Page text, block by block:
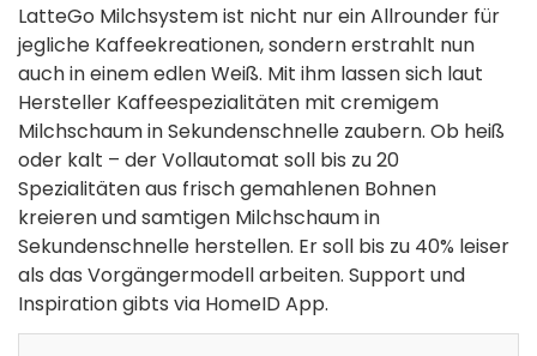
LatteGo Milchsystem ist nicht nur ein Allrounder für
jegliche Kaffeekreationen, sondern erstrahlt nun
auch in einem edlen Weiß. Mit ihm lassen sich laut
Hersteller Kaffeespezialitäten mit cremigem
Milchschaum in Sekundenschnelle zaubern. Ob heiß
oder kalt – der Vollautomat soll bis zu 20
Spezialitäten aus frisch gemahlenen Bohnen
kreieren und samtigen Milchschaum in
Sekundenschnelle herstellen. Er soll bis zu 40% leiser
als das Vorgängermodell arbeiten. Support und
Inspiration gibts via HomeID App.